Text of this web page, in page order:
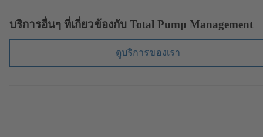
บริการอื่นๆ ที่เกี่ยวข้องกับ Total Pump Management
ดูบริการของเรา